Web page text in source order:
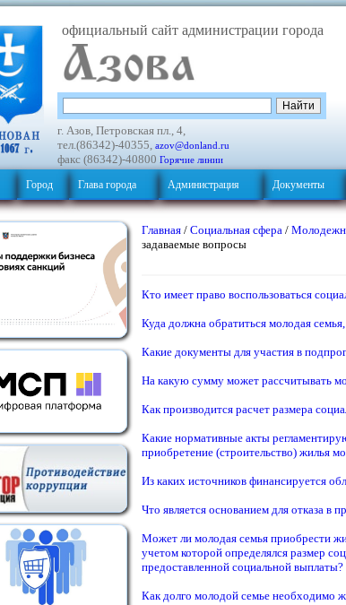
официальный сайт администрации города
г. Азов, Петровская пл., 4,
тел.(86342)-40355, azov@donland.ru
факс (86342)-40800 Горячие линии
Город Глава города Администрация Документы
Главная / Социальная сфера /
задаваемые вопросы
Кто имеет право воспользоваться
Куда должна обратиться молодая
Какие документы для участия в
На какую сумму может рассчитывать
Как производится расчет размера
Какие нормативные акты
приобретение (строительство) жилья
Из каких источников финансируется
Что является основанием для отказа в
Может ли молодая семья приобрести
учетом которой определялся размер
предоставленной социальной выплаты?
Как долго молодой семье необходимо